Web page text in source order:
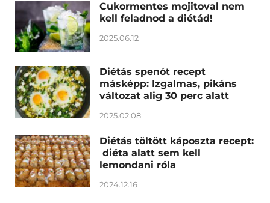
Cukormentes mojitoval nem
kell feladnod a diétád!
2025.06.12
Diétás spenót recept
másképp: Izgalmas, pikáns
változat alig 30 perc alatt
2025.02.08
Diétás töltött káposzta recept:
diéta alatt sem kell
lemondani róla
2024.12.16